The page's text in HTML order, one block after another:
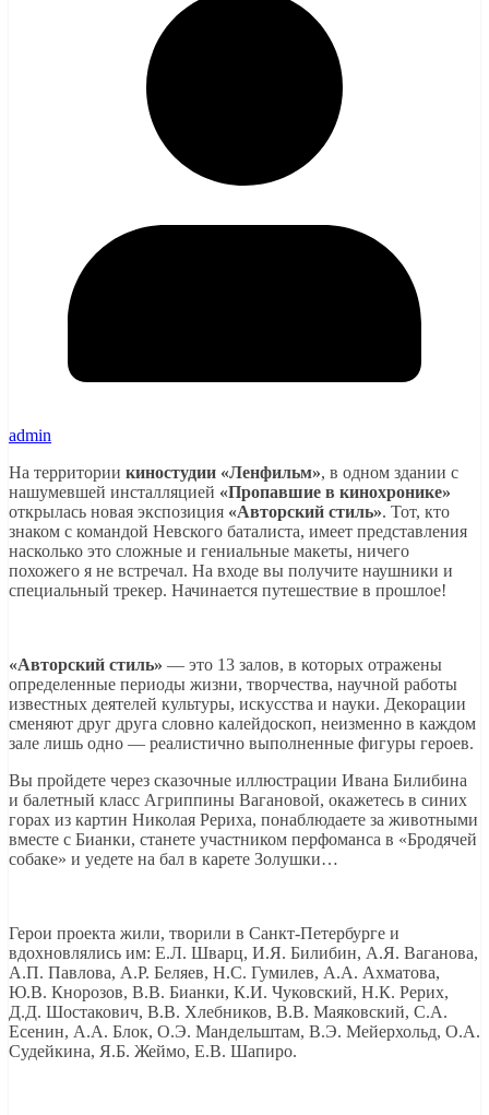
admin
На территории киностудии «Ленфильм», в одном здании с
нашумевшей инсталляцией «Пропавшие в кинохронике»
открылась новая экспозиция «Авторский стиль». Тот, кто
знаком с командой Невского баталиста, имеет представления
насколько это сложные и гениальные макеты, ничего
похожего я не встречал. На входе вы получите наушники и
специальный трекер. Начинается путешествие в прошлое!
«Авторский стиль» — это 13 залов, в которых отражены
определенные периоды жизни, творчества, научной работы
известных деятелей культуры, искусства и науки. Декорации
сменяют друг друга словно калейдоскоп, неизменно в каждом
зале лишь одно — реалистично выполненные фигуры героев.
Вы пройдете через сказочные иллюстрации Ивана Билибина
и балетный класс Агриппины Вагановой, окажетесь в синих
горах из картин Николая Рериха, понаблюдаете за животными
вместе с Бианки, станете участником перфоманса в «Бродячей
собаке» и уедете на бал в карете Золушки…
Герои проекта жили, творили в Санкт-Петербурге и
вдохновлялись им: Е.Л. Шварц, И.Я. Билибин, А.Я. Ваганова,
А.П. Павлова, А.Р. Беляев, Н.С. Гумилев, А.А. Ахматова,
Ю.В. Кнорозов, В.В. Бианки, К.И. Чуковский, Н.К. Рерих,
Д.Д. Шостакович, В.В. Хлебников, В.В. Маяковский, С.А.
Есенин, А.А. Блок, О.Э. Мандельштам, В.Э. Мейерхольд, О.А.
Судейкина, Я.Б. Жеймо, Е.В. Шапиро.